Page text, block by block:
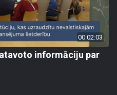
00:02:03
informāciju par